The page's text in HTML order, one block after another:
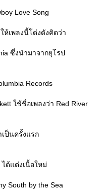
Love Song
ห้เพลงนี้โด่งดังคิดว่า
ซึ่งนำมาจากยุโรป
Records
ใช้ชื่อเพลงว่า Red River
เป็นครั้งแรก
ด้แต่งเนื้อใหม่
South by the Sea